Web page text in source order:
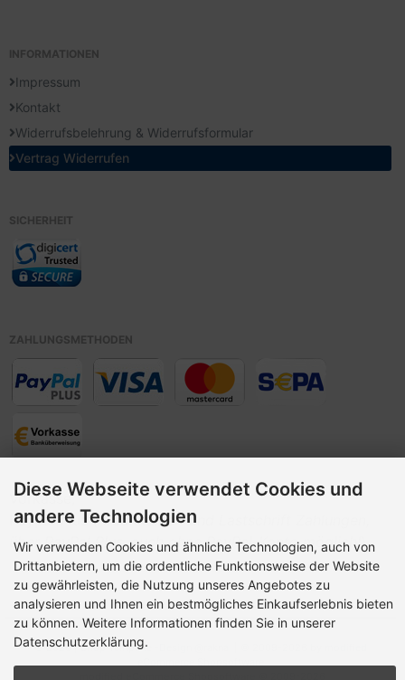
INFORMATIONEN
Impressum
Kontakt
Widerrufsbelehrung & Widerrufsformular
Vertrag Widerrufen
SICHERHEIT
ZAHLUNGSMETHODEN
Vorkasse,
Paypal Plus (Kreditkarte> und Lastschrift Zahlungen,
über PayPal Plus, auch ohne PayPal-Konto möglich!)
© 2026 |ShopTemplate -
Diese Webseite verwendet Cookies und
andere Technologien
Wir verwenden Cookies und ähnliche Technologien, auch von
Drittanbietern, um die ordentliche Funktionsweise der Website
zu gewährleisten, die Nutzung unseres Angebotes zu
analysieren und Ihnen ein bestmögliches Einkaufserlebnis bieten
zu können. Weitere Informationen finden Sie in unserer
Datenschutzerklärung.